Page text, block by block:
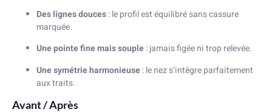
Des lignes douces: le profil est équilibré sans cassure
marquée.
Une pointe fine mais souple: jamais figée ni trop relevée.
Une symétrie harmonieuse: le nez s’intègre parfaitement
aux traits.
Avant / Après